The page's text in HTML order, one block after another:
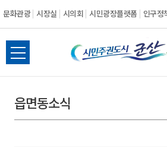
문화관광 시장실 시의회 시민광장플랫폼 인구정
시
민
전
체
뉴
열
읍면동소식